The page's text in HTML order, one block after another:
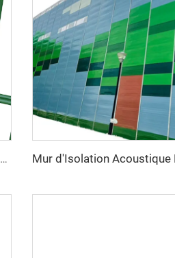
Clôture décorative en treillis métallique soudé haute sécurité, revêtement en vinyle vert, double fil 868, maille 2D pour jardin